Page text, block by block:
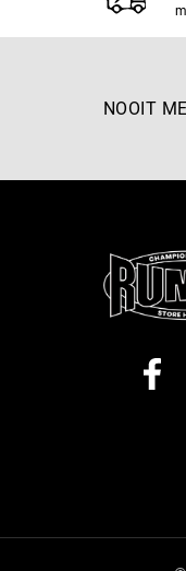
NOOIT